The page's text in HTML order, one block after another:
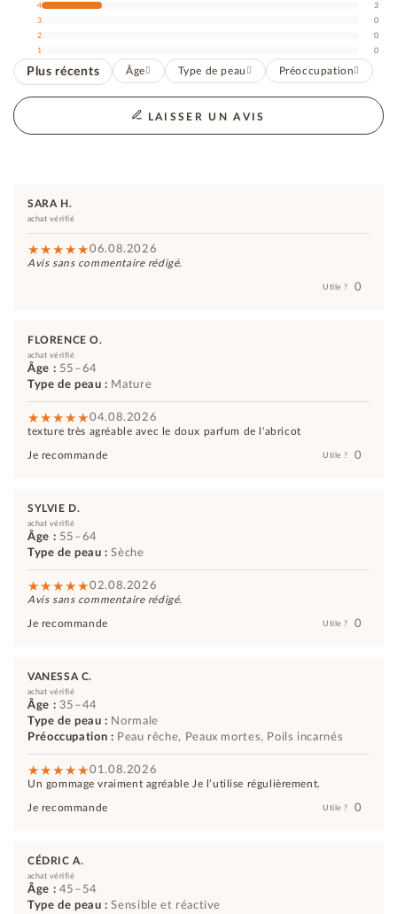
4
3
3
0
2
0
1
0
Plus récents Âge Type de peau Préoccupation
LAISSER UN AVIS
SARA H.
achat vérifié
06.08.2026
Avis sans commentaire rédigé.
Utile ? 0
FLORENCE O.
achat vérifié
Âge : 55–64
Type de peau : Mature
04.08.2026
texture très agréable avec le doux parfum de l'abricot
Je recommande Utile ? 0
SYLVIE D.
achat vérifié
Âge : 55–64
Type de peau : Sèche
02.08.2026
Avis sans commentaire rédigé.
Je recommande Utile ? 0
VANESSA C.
achat vérifié
Âge : 35–44
Type de peau : Normale
Préoccupation : Peau rêche, Peaux mortes, Poils incarnés
01.08.2026
Un gommage vraiment agréable Je l’utilise régulièrement.
Je recommande Utile ? 0
CÉDRIC A.
achat vérifié
Âge : 45–54
Type de peau : Sensible et réactive